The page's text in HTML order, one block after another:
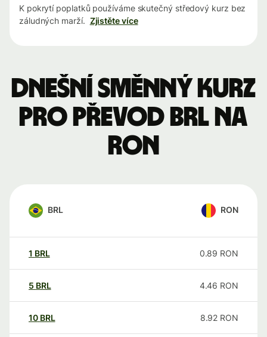
K pokrytí poplatků používáme skutečný středový kurz bez
záludných marží. Zjistěte více
Dnešní směnný kurz
pro převod BRL na
RON
BRL RON
1 BRL 0.89 RON
5 BRL 4.46 RON
10 BRL 8.92 RON